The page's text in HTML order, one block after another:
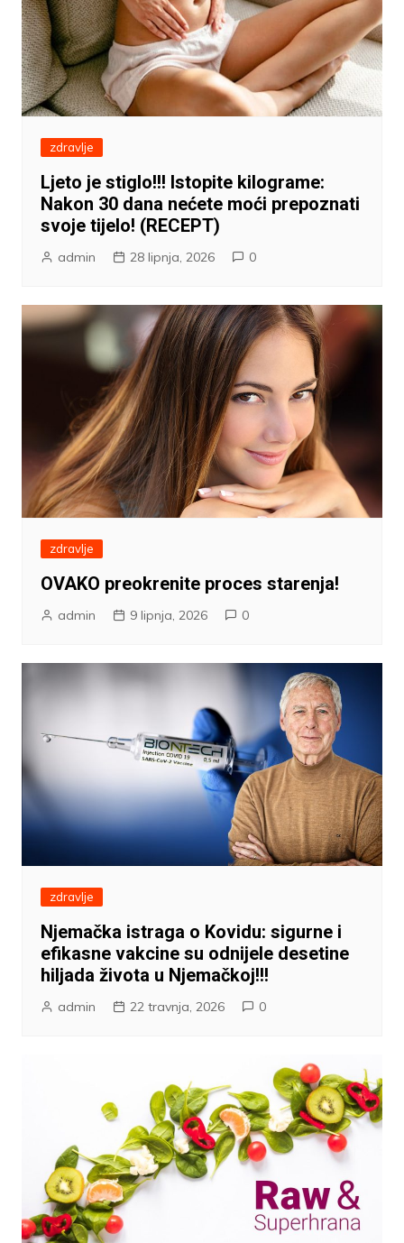
zdravlje
Ljeto je stiglo!!! Istopite kilograme:
Nakon 30 dana nećete moći prepoznati
svoje tijelo! (RECEPT)
admin 28 lipnja, 2026 0
zdravlje
OVAKO preokrenite proces starenja!
admin 9 lipnja, 2026 0
zdravlje
Njemačka istraga o Kovidu: sigurne i
efikasne vakcine su odnijele desetine
hiljada života u Njemačkoj!!!
admin 22 travnja, 2026 0